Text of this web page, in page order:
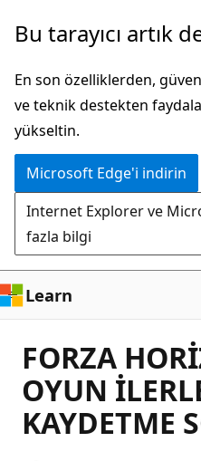
Ana
atla
Bu tarayıcı artık
En son özelliklerden,
ve teknik destekten
yükseltin.
Microsoft Edge'i indirin
Internet Explorer ve
fazla bilgi
Learn
FORZA
OYUN
KAYDETME